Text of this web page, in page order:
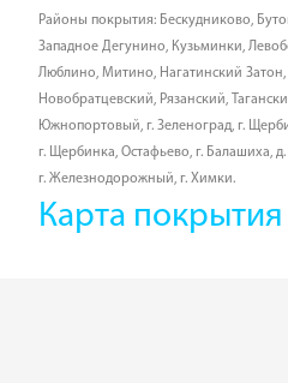
Районы покрытия: Бескудниково,
Западное Дегунино, Кузьминки,
Люблино, Митино, Нагатинский Затон,
Новобратцевский, Рязанский,
Южнопортовый, г. Зеленоград, г.
г. Щербинка, Остафьево, г. Балашиха,
г. Железнодорожный, г. Химки.
Карта